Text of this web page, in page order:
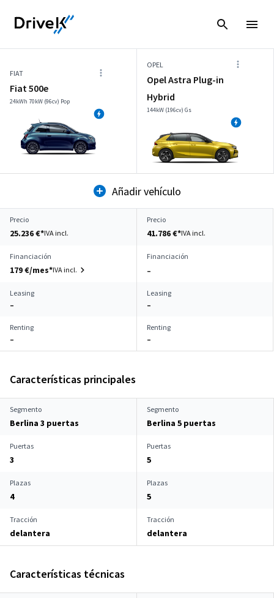
FIAT
Fiat 500e
24kWh 70kW (96cv) Pop
OPEL
Opel Astra Plug-in
Hybrid
144kW (196cv) Gs
Añadir vehículo
Precio
25.236 €*IVA incl.
Precio
41.786 €*IVA incl.
Financiación
179 €/mes*IVA incl.
Financiación
–
Leasing
–
Leasing
–
Renting
–
Renting
–
Características principales
Segmento
Berlina 3 puertas
Segmento
Berlina 5 puertas
Puertas
3
Puertas
5
Plazas
4
Plazas
5
Tracción
delantera
Tracción
delantera
Características técnicas